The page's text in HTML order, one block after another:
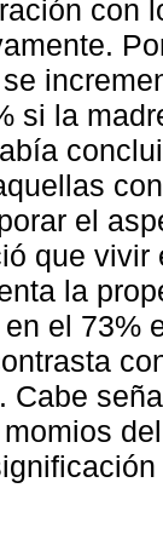
con
si la
el
que
la
el 73%
Cabe